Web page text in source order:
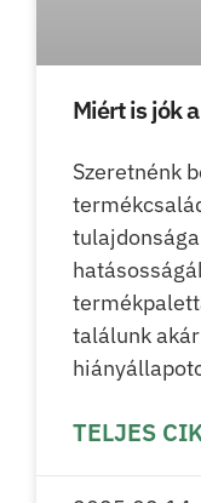
Miért is jók
Szeretnénk
találunk
TELJES